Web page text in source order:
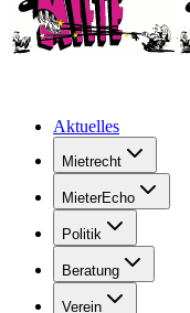
Aktuelles
Mietrecht
MieterEcho
Politik
Beratung
Verein